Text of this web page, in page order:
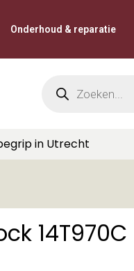
Onderhoud & reparatie
in Utrecht
14T970C